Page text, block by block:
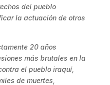
del pueblo
la actuación de otros
20 años
más brutales en la
el pueblo iraquí,
de muertes,